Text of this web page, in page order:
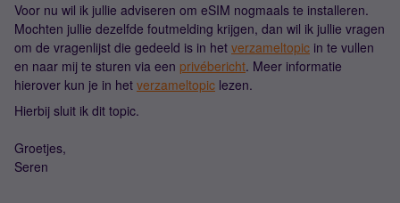
Voor nu wil ik jullie adviseren om eSIM nogmaals te installeren.
Mochten jullie dezelfde foutmelding krijgen, dan wil ik jullie vragen
om de vragenlijst die gedeeld is in het verzameltopic in te vullen
en naar mij te sturen via een privébericht. Meer informatie
hierover kun je in het verzameltopic lezen.
Hierbij sluit ik dit topic.
Groetjes,
Seren